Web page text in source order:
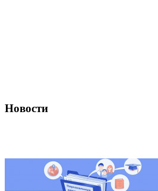
Новости